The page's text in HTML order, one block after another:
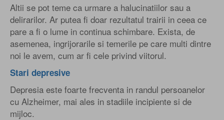
Altii se pot teme ca urmare a halucinatiilor sau a
delirarilor. Ar putea fi doar rezultatul trairii in ceea ce
pare a fi o lume in continua schimbare. Exista, de
asemenea, ingrijorarile si temerile pe care multi dintre
noi le avem, cum ar fi cele privind viitorul.
Stari depresive
Depresia este foarte frecventa in randul persoanelor
cu Alzheimer, mai ales in stadiile incipiente si de
mijloc.